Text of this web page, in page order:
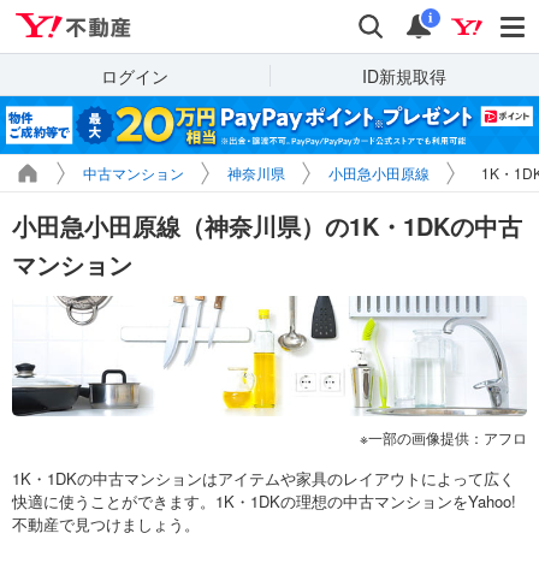
検索 通知
i
ログイン ID新規取得
中古マンション 神奈川県 小田急小田原線 1K・
小田急小田原線（神奈川県）の1K・1DKの中古
マンション
一部の画像提供：アフロ
1K・1DKの中古マンションはアイテムや家具のレイアウトによって広く
快適に使うことができます。1K・1DKの理想の中古マンションをYahoo!
不動産で見つけましょう。